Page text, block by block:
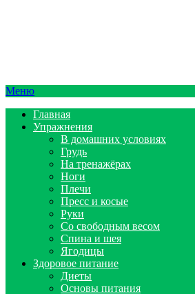
Меню
Главная
Упражнения
В домашних условиях
Грудь
На тренажёрах
Ноги
Плечи
Пресс и косые
Руки
Со свободным весом
Спина и шея
Ягодицы
Здоровое питание
Диеты
Основы питания